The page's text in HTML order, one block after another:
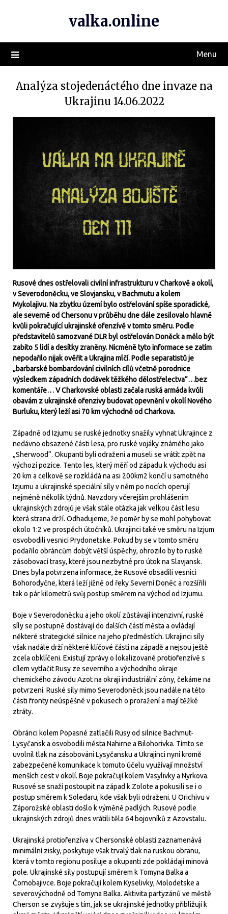
valka.online
Menu
Analýza stojedenáctého dne invaze na
Ukrajinu 14.06.2022
Rusové dnes ostřelovali civilní infrastrukturu v Charkově a okolí,
v Severodoněcku, ve Slovjansku, v Bachmutu a kolem
Mykolajivu. Na zbytku území bylo ostřelování spíše sporadické,
ale severně od Chersonu v průběhu dne dále zesilovalo hlavně
kvůli pokračující ukrajinské ofenzívě v tomto směru. Podle
představitelů samozvané DLR byl ostřelován Doněck a mělo být
zabito 5 lidí a desítky zraněny. Nicméně tyto informace se zatím
nepodařilo nijak ověřit a Ukrajina mlčí. Podle separatistů je
„barbarské bombardování civilních cílů včetně porodnice
výsledkem západních dodávek těžkého dělostřelectva“…bez
komentáře… V Charkovské oblasti začala ruská armáda kvůli
obavám z ukrajinské ofenzivy budovat opevnění v okolí Nového
Burluku, který leží asi 70 km východně od Charkova.
Západně od Izjumu se ruské jednotky snažily vyhnat Ukrajince z
nedávno obsazené části lesa, pro ruské vojáky známého jako
„Sherwood“. Okupanti byli odraženi a museli se vrátit zpět na
výchozí pozice. Tento les, který měří od západu k východu asi
20 km a celkově se rozkládá na asi 200km2 končí u samotného
Izjumu a ukrajinské speciální síly v něm po nocích operují
nejméně několik týdnů. Navzdory včerejším prohlášením
ukrajinských zdrojů je však stále otázka jak velkou část lesu
která strana drží. Odhadujeme, že poměr by se mohl pohybovat
okolo 1:2 ve prospěch útočníků. Ukrajinci také ve směru na Izjum
osvobodili vesnici Prydonetske. Pokud by se v tomto směru
podařilo obráncům dobýt větší úspěchy, ohrozilo by to ruské
zásobovací trasy, které jsou nezbytné pro útok na Slavjansk.
Dnes byla potvrzena informace, že Rusové obsadili vesnici
Bohorodyčne, která leží jižně od řeky Severní Doněc a rozšířili
tak o pár kilometrů svůj postup směrem na východ od Izjumu.
Boje v Severodoněcku a jeho okolí zůstávají intenzivní, ruské
síly se postupně dostávají do dalších částí města a ovládají
některé strategické silnice na jeho předměstích. Ukrajinci síly
však nadále drží některé klíčové části na západě a nejsou ještě
zcela obklíčeni. Existují zprávy o lokalizované protiofenzívě s
cílem vytlačit Rusy ze severního a východního okraje
chemického závodu Azot na okraji industriální zóny, čekáme na
potvrzení. Ruské síly mimo Severodoněck jsou nadále na této
části fronty neúspěšné v pokusech o proražení a mají těžké
ztráty.
Obránci kolem Popasné zatlačili Rusy od silnice Bachmut-
Lysyčansk a osvobodili města Nahirne a Bilohorivka. Tímto se
uvolnil tlak na zásobování Lysyčansku a Ukrajinci nyní kromě
zabezpečené komunikace k tomuto účelu využívají množství
menších cest v okolí. Boje pokračují kolem Vasylivky a Nyrkova.
Rusové se snaží postoupit na západ k Zolote a pokusili se i o
postup směrem k Soledaru, kde však byli odraženi. U Orichivu v
Záporožské oblasti došlo k výměně padlých. Rusové podle
ukrajinských zdrojů dnes vrátili těla 64 bojovníků z Azovstalu.
Ukrajinská protiofenzíva v Chersonské oblasti zaznamenává
minimální zisky, poskytuje však trvalý tlak na ruskou obranu,
která v tomto regionu posiluje a okupanti zde pokládají minová
pole. Ukrajinské síly postupují směrem k Tomyna Balka a
Čornobajivce. Boje pokračují kolem Kyselivky, Molodetske a
severovýchodně od Tomyna Balka. Aktivita partyzánů ve městě
Cherson se zvyšuje s tím, jak se ukrajinské jednotky přibližují k